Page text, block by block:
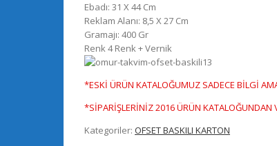
Ebadı: 31 X 44 Cm
Reklam Alanı: 8,5 X 27 Cm
Gramajı: 400 Gr
Renk 4 Renk + Vernik
*ESKİ ÜRÜN KATALOĞUMUZ SADECE BİLGİ
*SİPARİŞLERİNİZ 2016 ÜRÜN KATALOĞUNDAN
Kategoriler: OFSET BASKILI KARTON